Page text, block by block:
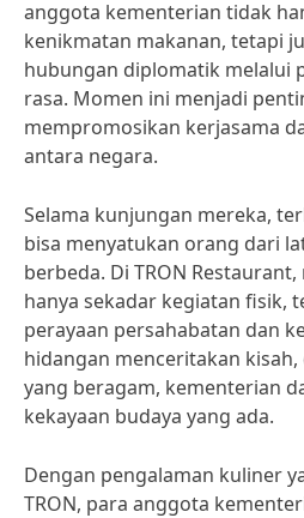
anggota kementerian tidak
kenikmatan makanan, tetapi
hubungan diplomatik melalui
rasa. Momen ini menjadi
mempromosikan kerjasama
antara negara.
Selama kunjungan mereka,
bisa menyatukan orang dari
berbeda. Di TRON
hanya sekadar kegiatan fisik,
perayaan persahabatan dan
hidangan menceritakan
yang beragam, kementerian
kekayaan budaya yang ada.
Dengan pengalaman kuliner
TRON, para anggota